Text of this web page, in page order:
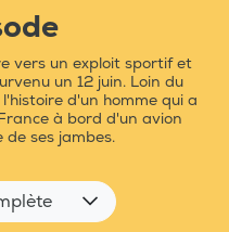
vers un exploit sportif et
un 12 juin. Loin du
d'un homme qui a
à bord d'un avion
ses jambes.